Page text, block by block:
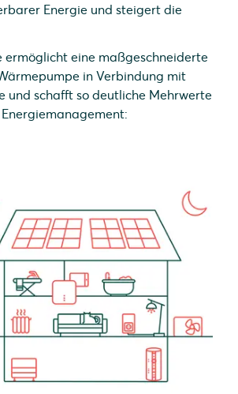
Energie und steigert die
ermöglicht eine maßgeschneiderte
in Verbindung mit
und schafft so deutliche Mehrwerte